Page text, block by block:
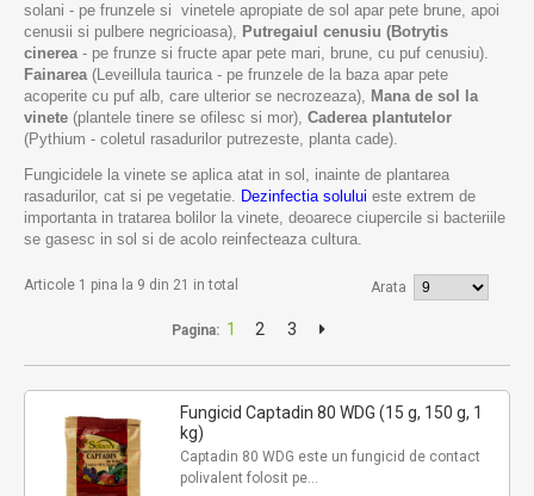
solani - pe frunzele si vinetele apropiate de sol apar pete brune, apoi
cenusii si pulbere negricioasa), Putregaiul cenusiu (Botrytis
cinerea - pe frunze si fructe apar pete mari, brune, cu puf cenusiu).
Fainarea(Leveillula taurica - pe frunzele de la baza apar pete
acoperite cu puf alb, care ulterior se necrozeaza), Mana de sol la
vinete(plantele tinere se ofilesc si mor), Caderea plantutelor
(Pythium - coletul rasadurilor putrezeste, planta cade).
Fungicidele la vinete se aplica atat in sol, inainte de plantarea
rasadurilor, cat si pe vegetatie. Dezinfectia solului este extrem de
importanta in tratarea bolilor la vinete, deoarece ciupercile si bacteriile
se gasesc in sol si de acolo reinfecteaza cultura.
Articole 1 pina la 9 din 21 in total Arata
Pagina: 1 2 3
Fungicid Captadin 80 WDG (15 g, 150 g, 1
kg)
Captadin 80 WDG este un fungicid de contact
polivalent folosit pe...